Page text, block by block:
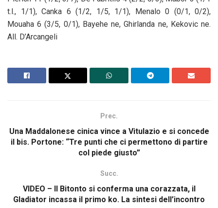
t.l., 1/1), Canka 6 (1/2, 1/5, 1/1), Menalo 0 (0/1, 0/2),
Mouaha 6 (3/5, 0/1), Bayehe ne, Ghirlanda ne, Kekovic ne.
All. D’Arcangeli
Prec.
Una Maddalonese cinica vince a Vitulazio e si concede
il bis. Portone: “Tre punti che ci permettono di partire
col piede giusto”
Succ.
VIDEO – Il Bitonto si conferma una corazzata, il
Gladiator incassa il primo ko. La sintesi dell’incontro